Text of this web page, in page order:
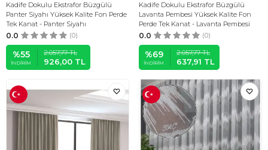
Kadife Dokulu Ekstrafor Büzgülü
Panter Siyahı Yüksek Kalite Fon Perde
Tek Kanat - Panter Siyahı
0.0 (0)
%55
İNDIRIM
2.057,77TL
926,00 TL
Kadife Dokulu Ekstrafor Büzgülü
Lavanta Pembesi Yüksek Kalite Fon
Perde Tek Kanat - Lavanta Pembesi
0.0 (0)
%69
İNDIRIM
2.057,77TL
637,91 TL